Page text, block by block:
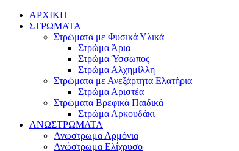
ΑΡΧΙΚΗ
ΣΤΡΩΜΑΤΑ
Στρώματα με Φυσικά Υλικά
Στρώμα Άρια
Στρώμα Ύσσωπος
Στρώμα Αλχημίλλη
Στρώματα με Ανεξάρτητα Ελατήρια
Στρώμα Αριστέα
Στρώματα Βρεφικά Παιδικά
Στρώμα Αρκουδάκι
ΑΝΩΣΤΡΩΜΑΤΑ
Ανώστρωμα Αρμόνια
Ανώστρωμα Ελίχρυσο